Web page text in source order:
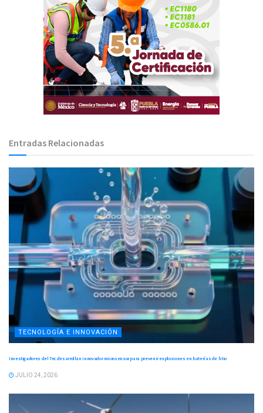
Entradas Relacionadas
TECNOLOGÍA E INNOVACIÓN
Investigadores del Tec desarrollan innovador microsensor para prevenir explosiones en baterías de litio
JULIO 24, 2026